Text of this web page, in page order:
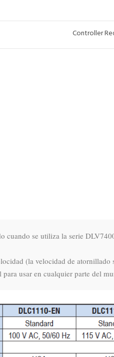
Controller
cuando se utiliza la serie
(la velocidad de
usar en cualquier parte del